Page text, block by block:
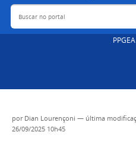
Buscar no portal
PPGEA
por Dian Lourençoni — última
26/09/2025 10h45